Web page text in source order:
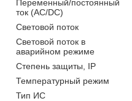
Переменный/постоянный
ток (AC/DC)
Световой поток
Световой поток в
аварийном режиме
Степень защиты, IP
Температурный режим
Тип ИС